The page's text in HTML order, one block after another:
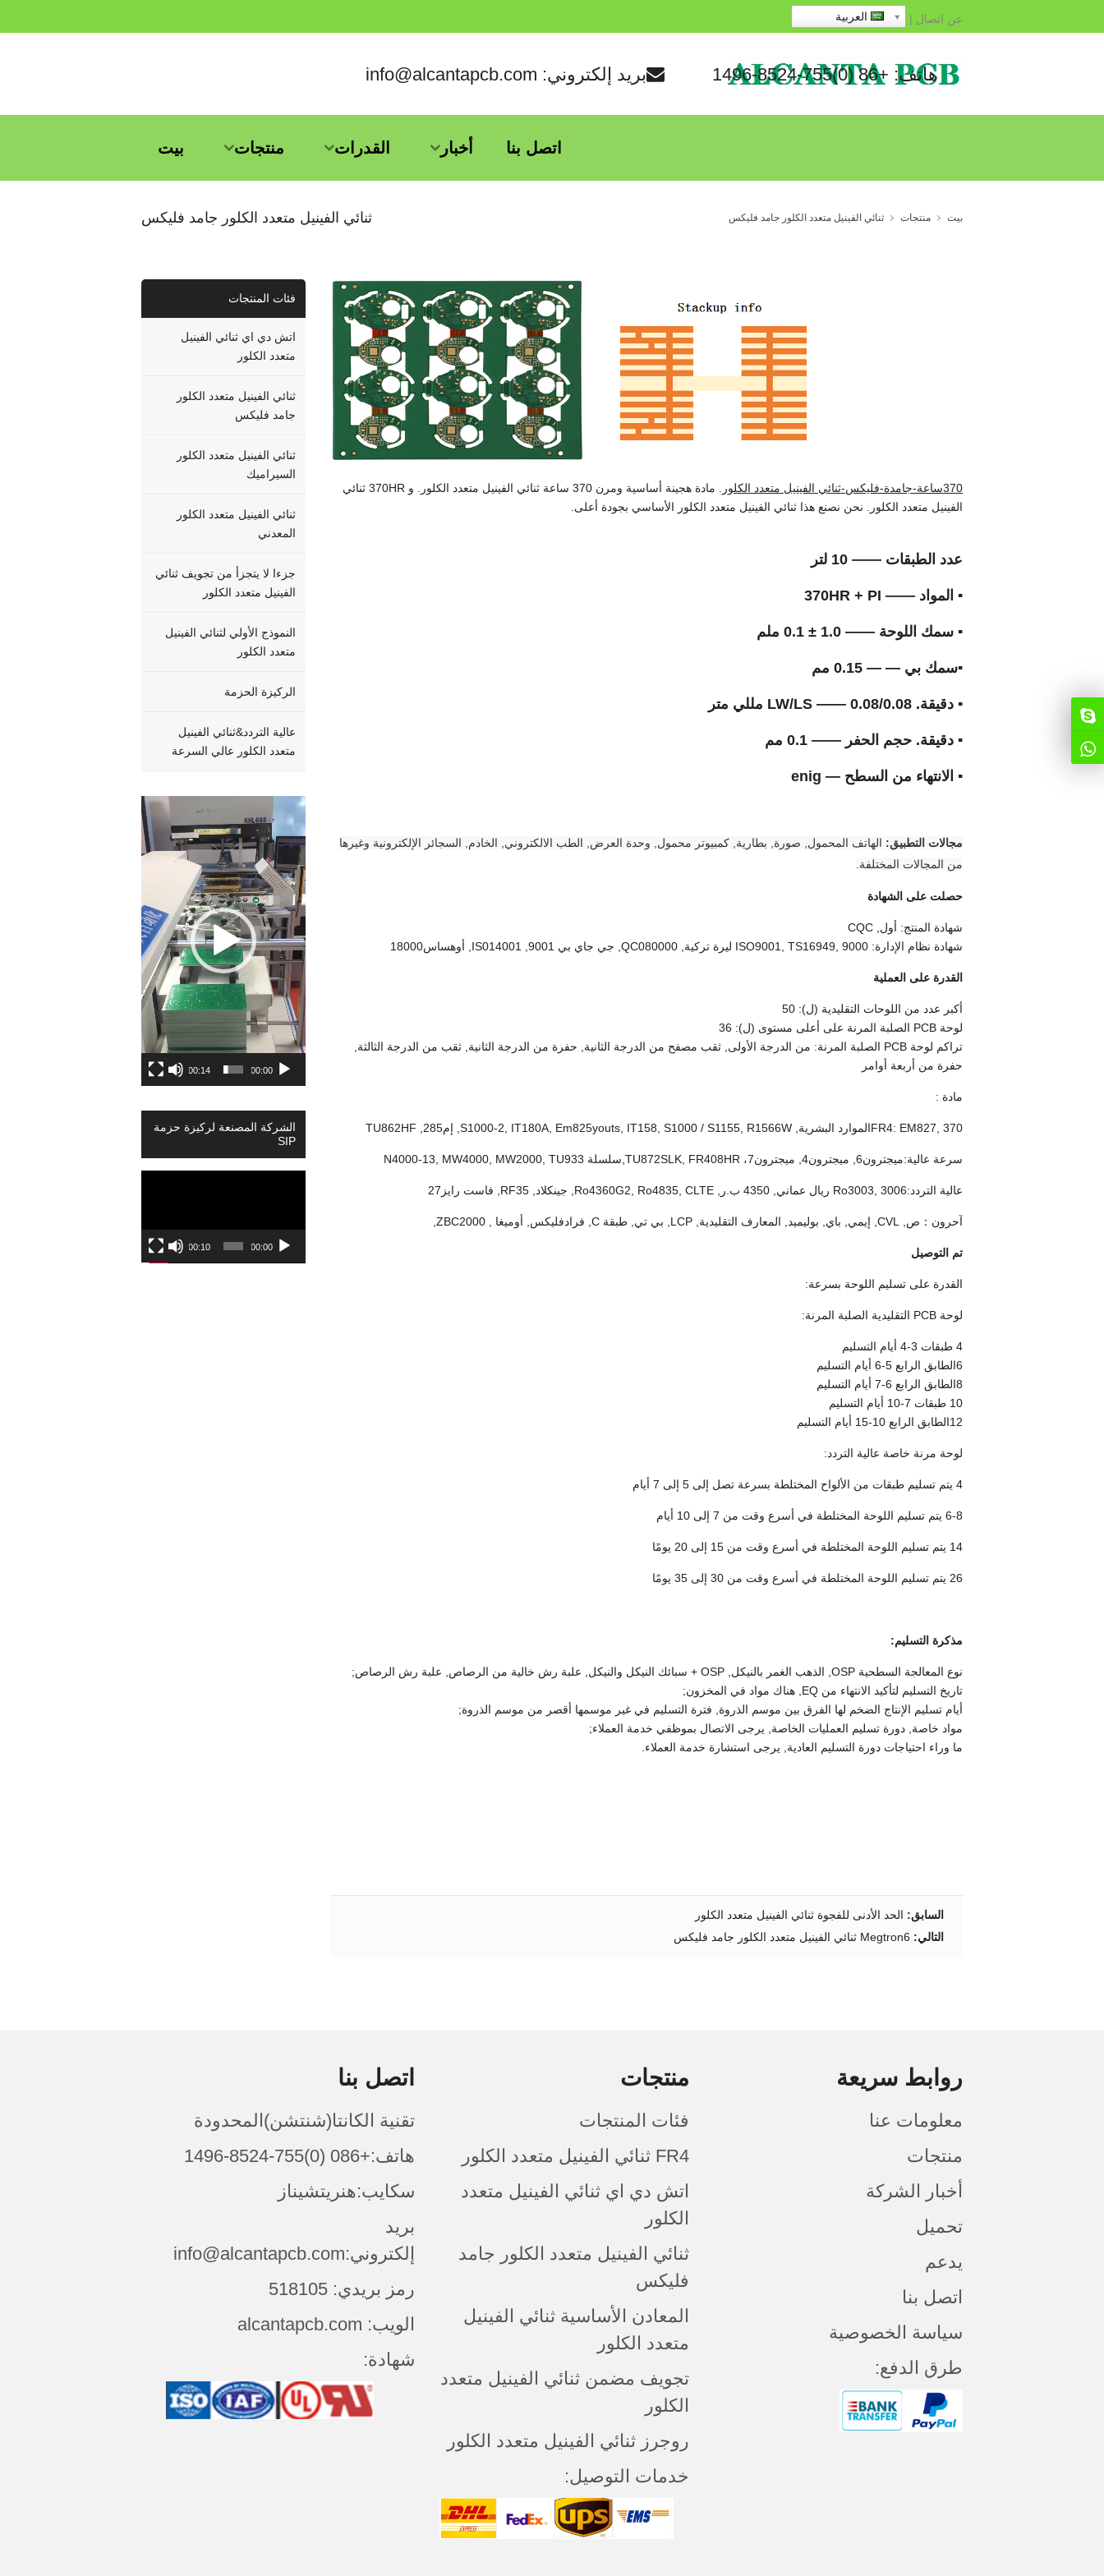
عن اتصال | العربية
هاتف: +86 (0)755-8524-1496 بريد إلكتروني: info@alcantapcb.com
بيت منتجات القدرات أخبار اتصل بنا
ثنائي الفينيل متعدد الكلور جامد فليكس بيت منتجات ثنائي الفينيل متعدد الكلور جامد فليكس
370ساعة-جامدة-فليكس-ثنائي الفينيل متعدد الكلور
. مادة هجينة أساسية ومرن 370 ساعة ثنائي الفينيل متعدد الكلور. و 370HR ثنائي
الفينيل متعدد الكلور. نحن نصنع هذا ثنائي الفينيل متعدد الكلور الأساسي بجودة أعلى.
عدد الطبقات —— 10 لتر
▪ المواد —— 370HR + PI
▪ سمك اللوحة —— 1.0 ± 0.1 ملم
▪سمك بي — — 0.15 مم
▪ دقيقة. LW/LS —— 0.08/0.08 مللي متر
▪ دقيقة. حجم الحفر —— 0.1 مم
▪ الانتهاء من السطح — enig
مجالات التطبيق: الهاتف المحمول, صورة, بطارية, كمبيوتر محمول, وحدة العرض, الطب الالكتروني, الخادم, السجائر الإلكترونية وغيرها
من المجالات المختلفة.
حصلت على الشهادة
شهادة المنتج: أول, CQC
شهادة نظام الإدارة: ISO9001, TS16949, 9000 ليرة تركية, QC080000, جي جاي بي 9001, IS014001, أوهساس18000
القدرة على العملية
أكبر عدد من اللوحات التقليدية (ل): 50
لوحة PCB الصلبة المرنة على أعلى مستوى (ل): 36
تراكم لوحة PCB الصلبة المرنة: من الدرجة الأولى, ثقب مصفح من الدرجة الثانية, حفرة من الدرجة الثانية, ثقب من الدرجة الثالثة,
حفرة من أربعة أوامر
مادة :
FR4: EM827, 370الموارد البشرية, S1000-2, IT180A, Em825youts, IT158, S1000 / S1155, R1566W, إم285, TU862HF
سرعة عالية:ميجترون6, ميجترون4, ميجترون7، TU872SLK, FR408HR,سلسلة N4000-13, MW4000, MW2000, TU933
عالية التردد:Ro3003, 3006 ريال عماني, 4350 ب.ر, Ro4360G2, Ro4835, CLTE, جينكلاد, RF35, فاست رايز27
آحرون：ص, CVL, إيمي, باي, بوليميد, المعارف التقليدية, LCP, بي تي, طبقة C, فرادفليكس, أوميغا , ZBC2000,
تم التوصيل
القدرة على تسليم اللوحة بسرعة:
لوحة PCB التقليدية الصلبة المرنة:
4 طبقات 3-4 أيام التسليم
6الطابق الرابع 5-6 أيام التسليم
8الطابق الرابع 6-7 أيام التسليم
10 طبقات 7-10 أيام التسليم
12الطابق الرابع 10-15 أيام التسليم
لوحة مرنة خاصة عالية التردد:
4 يتم تسليم طبقات من الألواح المختلطة بسرعة تصل إلى 5 إلى 7 أيام
6-8 يتم تسليم اللوحة المختلطة في أسرع وقت من 7 إلى 10 أيام
14 يتم تسليم اللوحة المختلطة في أسرع وقت من 15 إلى 20 يومًا
26 يتم تسليم اللوحة المختلطة في أسرع وقت من 30 إلى 35 يومًا
مذكرة التسليم:
نوع المعالجة السطحية OSP, الذهب الغمر بالنيكل, OSP + سبائك النيكل والنيكل, علبة رش خالية من الرصاص, علبة رش الرصاص;
تاريخ التسليم لتأكيد الانتهاء من EQ, هناك مواد في المخزون;
أيام تسليم الإنتاج الضخم لها الفرق بين موسم الذروة, فترة التسليم في غير موسمها أقصر من موسم الذروة;
مواد خاصة, دورة تسليم العمليات الخاصة, يرجى الاتصال بموظفي خدمة العملاء;
ما وراء احتياجات دورة التسليم العادية, يرجى استشارة خدمة العملاء.
السابق: الحد الأدنى للفجوة ثنائي الفينيل متعدد الكلور
التالي: Megtron6 ​​ثنائي الفينيل متعدد الكلور جامد فليكس
فئات المنتجات
اتش دي اي ثنائي الفينيل
متعدد الكلور
ثنائي الفينيل متعدد الكلور
جامد فليكس
ثنائي الفينيل متعدد الكلور
السيراميك
ثنائي الفينيل متعدد الكلور
المعدني
جزءا لا يتجزأ من تجويف ثنائي
الفينيل متعدد الكلور
النموذج الأولي لثنائي الفينيل
متعدد الكلور
الركيزة الحزمة
عالية التردد&ثنائي الفينيل
متعدد الكلور عالي السرعة
Video
Player
00:00
00:14
الشركة المصنعة لركيزة حزمة
SIP
00:00
00:10
روابط سريعة
معلومات عنا
منتجات
أخبار الشركة
تحميل
يدعم
اتصل بنا
سياسة الخصوصية
طرق الدفع:
منتجات
فئات المنتجات
FR4 ثنائي الفينيل متعدد الكلور
اتش دي اي ثنائي الفينيل متعدد
الكلور
ثنائي الفينيل متعدد الكلور جامد
فليكس
المعادن الأساسية ثنائي الفينيل
متعدد الكلور
تجويف مضمن ثنائي الفينيل متعدد
الكلور
روجرز ثنائي الفينيل متعدد الكلور
خدمات التوصيل:
اتصل بنا
تقنية الكانتا(شنتشن)المحدودة
هاتف:+086 (0)755-8524-1496
سكايب:هنريتشيناز
بريد
إلكتروني:info@alcantapcb.com
رمز بريدي: 518105
الويب: alcantapcb.com
شهادة: